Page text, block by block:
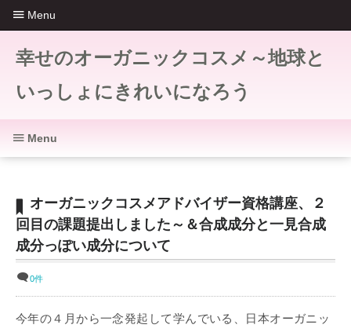
幸せのオーガニックコスメ～地球と
いっしょにきれいになろう
オーガニックコスメアドバイザー資格講座、２
回目の課題提出しました～＆合成成分と一見合成
成分っぽい成分について
0件
今年の４月から一念発起して学んでいる、日本オーガニッ
Menu
Menu